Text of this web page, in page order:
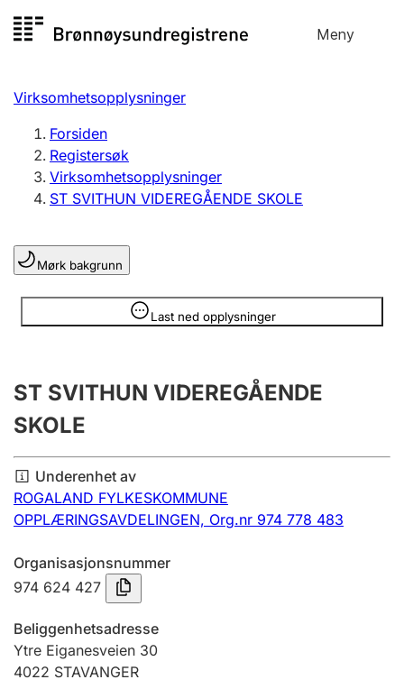
til
Meny
Registersøk
Aksjeselskap
Enkeltpersonforetak
Registrere, endre, slette
Lag og forening
Registrere, endre, slette
Årsregnskap
Innsending og forsinkelsesgebyr
Tinglysing
Jeger
Ektepaktveileder
Virksomhetsopplysninger
Forsiden
Registersøk
Virksomhetsopplysninger
ST SVITHUN VIDEREGÅENDE SKOLE
Mørk bakgrunn
Last ned opplysninger
Opplysninger er skjult
ST SVITHUN VIDEREGÅENDE
SKOLE
Underenhet av
ROGALAND FYLKESKOMMUNE
OPPLÆRINGSAVDELINGEN, Org.nr 974 778 483
Organisasjonsnummer
974 624 427
Beliggenhetsadresse
Ytre Eiganesveien 30
4022 STAVANGER